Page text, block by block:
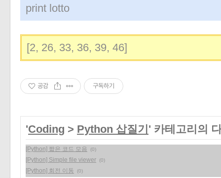
print lotto
[2, 26, 33, 36, 39, 46]
공감 구독하기
'Coding > Python 삽질기 ' 카테고리의
[Python] 짧은 코드 모음 (0)
[Python] Simple file viewer (0)
[Python] 회전 이동 (0)